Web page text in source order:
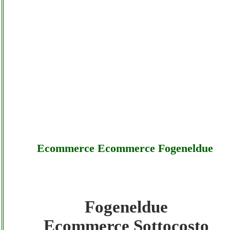
Ecommerce Ecommerce Fogeneldue
Fogeneldue - Ecommerce Ecommerce
Fogeneldue
Ecommerce Sottocosto